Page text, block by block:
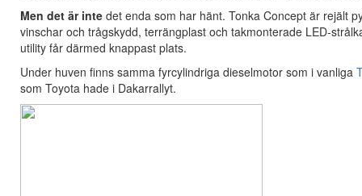
Men det är inte det enda som har hänt. Tonka Concept är rejält
vinschar och trågskydd, terrängplast och takmonterade LED-
utility får därmed knappast plats.
Under huven finns samma fyrcylindriga dieselmotor som i vanliga
som Toyota hade i Dakarrallyt.